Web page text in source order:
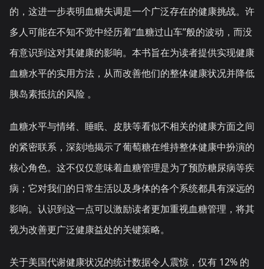
的，这进一步表明血糖失调是一个广泛存在的健康挑战。许
多人可能在不知不觉中经历着“血糖过山车”般的波动，而没
有意识到这对其健康的影响。本书旨在为读者提供实现健康
血糖水平的实用方法，从而改善他们的整体健康状况并降低
胰岛素抵抗的风险 。
血糖水平与情绪、睡眠、皮肤等看似不相关的健康方面之间
的紧密联系，深刻地揭示了葡萄糖在维持整体健康中扮演的
核心角色。这不仅仅意味着血糖管理是为了预防糖尿病等疾
病；它对我们的日常生活以及身体的各个系统都具有深远的
影响。认识到这一点可以激励读者更加重视血糖管理，将其
视为改善更广泛健康益处的关键策略。
关于美国代谢健康状况的统计数据令人震惊，仅有 12% 的